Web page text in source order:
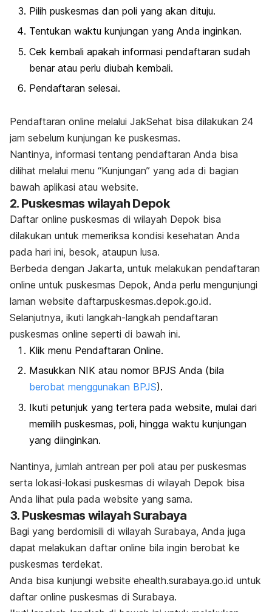
Pilih puskesmas dan poli yang akan dituju.
Tentukan waktu kunjungan yang Anda inginkan.
Cek kembali apakah informasi pendaftaran sudah
benar atau perlu diubah kembali.
Pendaftaran selesai.
Pendaftaran online melalui JakSehat bisa dilakukan 24
jam sebelum kunjungan ke puskesmas.
Nantinya, informasi tentang pendaftaran Anda bisa
dilihat melalui menu “Kunjungan” yang ada di bagian
bawah aplikasi atau website.
2. Puskesmas wilayah Depok
Daftar online puskesmas di wilayah Depok bisa
dilakukan untuk memeriksa kondisi kesehatan Anda
pada hari ini, besok, ataupun lusa.
Berbeda dengan Jakarta, untuk melakukan pendaftaran
online untuk puskesmas Depok, Anda perlu mengunjungi
laman website daftarpuskesmas.depok.go.id.
Selanjutnya, ikuti langkah-langkah pendaftaran
puskesmas online seperti di bawah ini.
Klik menu Pendaftaran Online.
Masukkan NIK atau nomor BPJS Anda (bila
berobat menggunakan BPJS).
Ikuti petunjuk yang tertera pada website, mulai dari
memilih puskesmas, poli, hingga waktu kunjungan
yang diinginkan.
Nantinya, jumlah antrean per poli atau per puskesmas
serta lokasi-lokasi puskesmas di wilayah Depok bisa
Anda lihat pula pada website yang sama.
3. Puskesmas wilayah Surabaya
Bagi yang berdomisili di wilayah Surabaya, Anda juga
dapat melakukan daftar online bila ingin berobat ke
puskesmas terdekat.
Anda bisa kunjungi website ehealth.surabaya.go.id untuk
daftar online puskesmas di Surabaya.